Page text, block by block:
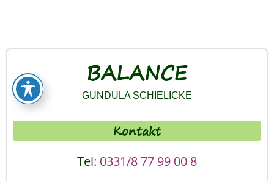
BALANCE
GUNDULA SCHIELICKE
Kontakt
Tel: 0331/8 77 99 00 8